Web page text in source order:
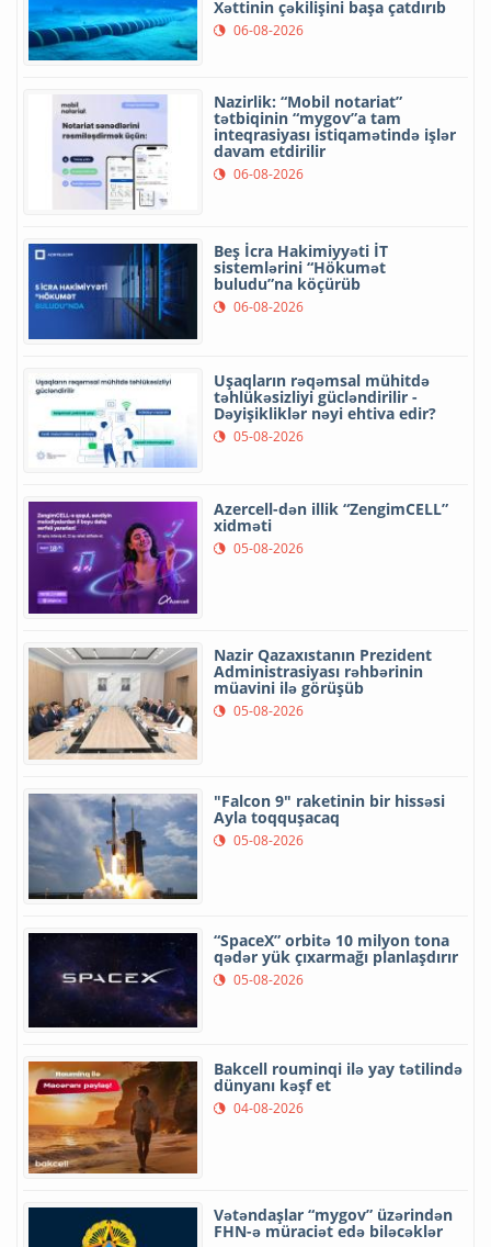
Xəttinin çəkilişini başa çatdırıb
06-08-2026
Nazirlik: “Mobil notariat”
tətbiqinin “mygov”a tam
inteqrasiyası istiqamətində işlər
davam etdirilir
06-08-2026
Beş İcra Hakimiyyəti İT
sistemlərini “Hökumət
buludu”na köçürüb
06-08-2026
Uşaqların rəqəmsal mühitdə
təhlükəsizliyi gücləndirilir -
Dəyişikliklər nəyi ehtiva edir?
05-08-2026
Azercell-dən illik “ZengimCELL”
xidməti
05-08-2026
Nazir Qazaxıstanın Prezident
Administrasiyası rəhbərinin
müavini ilə görüşüb
05-08-2026
"Falcon 9" raketinin bir hissəsi
Ayla toqquşacaq
05-08-2026
“SpaceX” orbitə 10 milyon tona
qədər yük çıxarmağı planlaşdırır
05-08-2026
Bakcell rouminqi ilə yay tətilində
dünyanı kəşf et
04-08-2026
Vətəndaşlar “mygov” üzərindən
FHN-ə müraciət edə biləcəklər